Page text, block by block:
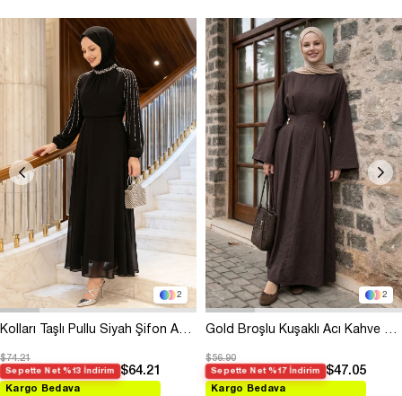
2
Kolları Taşlı Pullu Siyah Şifon Abiye
$74.21
Sepette Net %13 İndirim $64.21
Kargo Bedava
2
Gold Broşlu Kuşaklı Acı Kahve Modal Elbise
$56.90
Sepette Net %17 İndirim $47.05
Kargo Bedava